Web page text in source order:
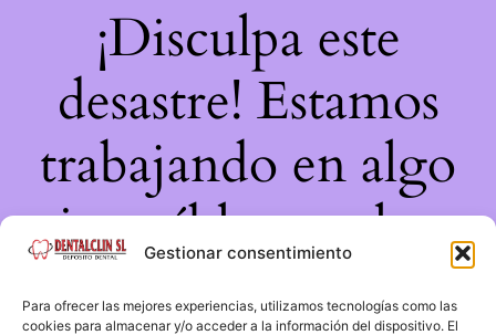
Gestionar consentimiento
Para ofrecer las mejores experiencias, utilizamos tecnologías como las
cookies para almacenar y/o acceder a la información del dispositivo. El
¡Disculpa este
desastre! Estamos
trabajando en algo
increíble, ¡vuelve
pronto!